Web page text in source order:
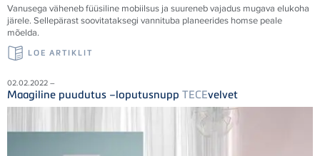
Vanusega väheneb füüsiline mobiilsus ja suureneb vajadus mugava elukoha
järele. Sellepärast soovitataksegi vannituba planeerides homse peale
mõelda.
LOE ARTIKLIT
02.02.2022 –
Maagiline puudutus –loputusnupp TECEvelvet